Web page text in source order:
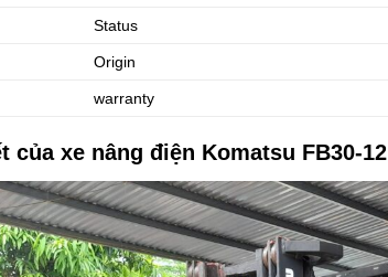
Status
Origin
warranty
của xe nâng điện Komatsu FB30-12